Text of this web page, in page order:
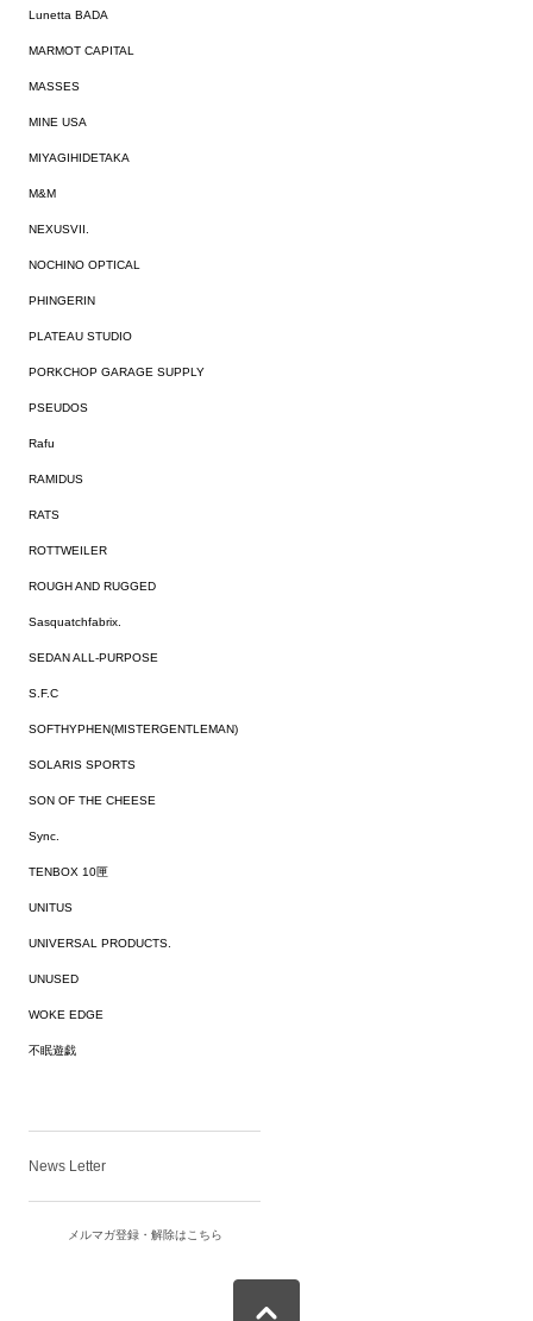
Lunetta BADA
MARMOT CAPITAL
MASSES
MINE USA
MIYAGIHIDETAKA
M&M
NEXUSVII.
NOCHINO OPTICAL
PHINGERIN
PLATEAU STUDIO
PORKCHOP GARAGE SUPPLY
PSEUDOS
Rafu
RAMIDUS
RATS
ROTTWEILER
ROUGH AND RUGGED
Sasquatchfabrix.
SEDAN ALL-PURPOSE
S.F.C
SOFTHYPHEN(MISTERGENTLEMAN)
SOLARIS SPORTS
SON OF THE CHEESE
Sync.
TENBOX 10匣
UNITUS
UNIVERSAL PRODUCTS.
UNUSED
WOKE EDGE
不眠遊戯
News Letter
メルマガ登録・解除はこちら